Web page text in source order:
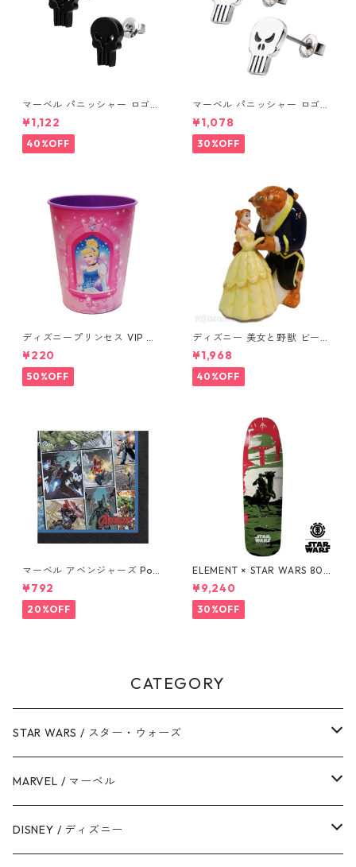
マーベル パニッシャー ロゴス
タッドピアス ブラック MARV
EL
¥1,122
40%OFF
マーベル パニッシャー ロゴス
タッドピアス シルバー MARV
EL
¥1,078
30%OFF
ディズニープリンセス VIP パ
ーティーカップ コップ DISNE
Y
¥220
50%OFF
ディズニー 美女と野獣 ビース
ト&ベル ソルト&ペッパー DIS
NEY
¥1,968
40%OFF
マーベル アベンジャーズ Pow
ers Unite 16pcペーパーナプ
キン MARVEL 紙ナプキン Ave
ngers
¥792
20%OFF
ELEMENT × STAR WARS 80S
BOBA FETT SKATEBOARD D
ECK ボバ・フェット スケート
ボードデッキ エレメント スタ
ー・ウォーズ
¥9,240
30%OFF
CATEGORY
STAR WARS / スター・ウォーズ
ダース・ベイダー
ストームトルーパー
MARVEL / マーベル
マーベルコミック
DISNEY / ディズニー